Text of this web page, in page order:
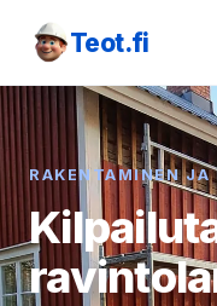
Teot.fi
RAKENTAMINEN